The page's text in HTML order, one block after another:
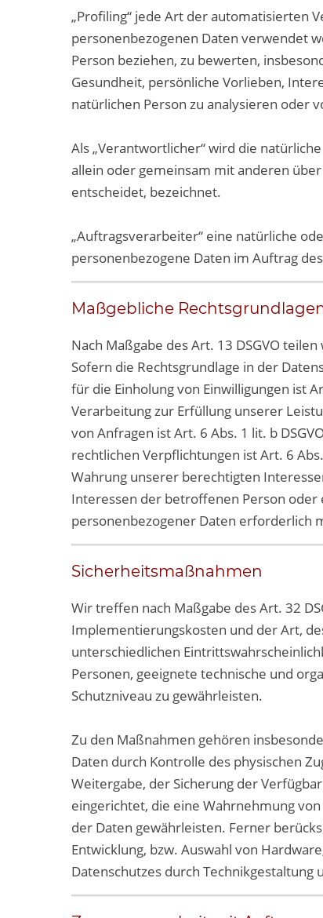
„Profiling“ jede Art der automatisierten
personenbezogenen Daten verwendet
Person beziehen, zu bewerten,
Gesundheit, persönliche Vorlieben,
natürlichen Person zu analysieren oder
Als „Verantwortlicher“ wird die
allein oder gemeinsam mit anderen
entscheidet, bezeichnet.
„Auftragsverarbeiter“ eine natürliche
personenbezogene Daten im Auftrag
Maßgebliche
Nach Maßgabe des Art. 13 DSGVO
Sofern die Rechtsgrundlage in der
für die Einholung von Einwilligungen ist
Verarbeitung zur Erfüllung unserer
von Anfragen ist Art. 6 Abs. 1 lit. b
rechtlichen Verpflichtungen ist Art. 6
Wahrung unserer berechtigten
Interessen der betroffenen Person
personenbezogener Daten erforderlich
Sicherheitsmaßnahmen
Wir treffen nach Maßgabe des Art. 32
Implementierungskosten und der Art,
unterschiedlichen
Personen, geeignete technische und
Schutzniveau zu gewährleisten.
Zu den Maßnahmen gehören
Daten durch Kontrolle des physischen
Weitergabe, der Sicherung der
eingerichtet, die eine Wahrnehmung
der Daten gewährleisten. Ferner
Entwicklung, bzw. Auswahl von
Datenschutzes durch Technikgestaltung